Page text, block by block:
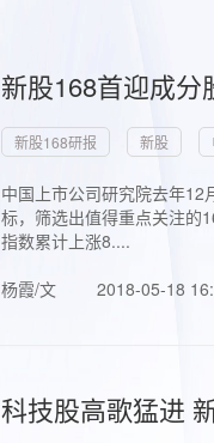
新股168首迎成
新股168研报 新股
中国上市公司研究院去年
标，筛选出值得重点关注的
指数累计上涨8....
杨霞/文
2018-05-18
科技股高歌猛进